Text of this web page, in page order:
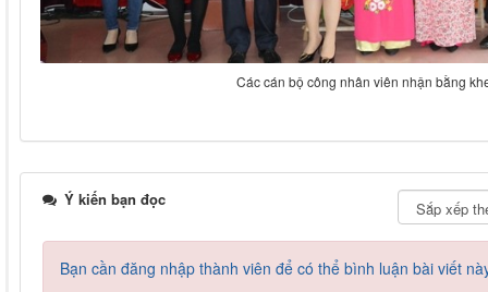
Các cán bộ công nhân viên nhận bằng
Ý kiến bạn đọc
Bạn cần đăng nhập thành viên để có thể bình luận bài viết